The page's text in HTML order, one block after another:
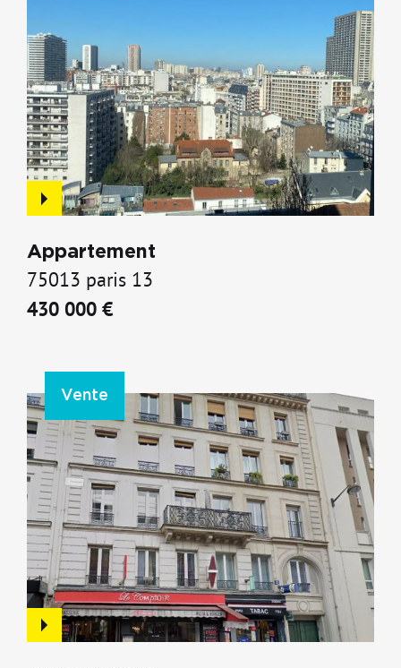
Appartement
75013 paris 13
430 000 €
Vente